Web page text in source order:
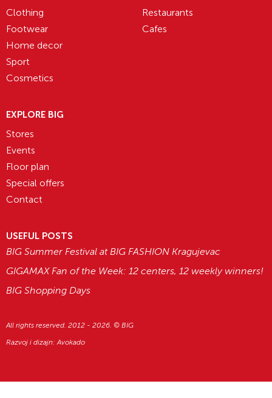
Clothing
Footwear
Home decor
Sport
Cosmetics
Restaurants
Cafes
EXPLORE BIG
Stores
Events
Floor plan
Special offers
Contact
USEFUL POSTS
BIG Summer Festival at BIG FASHION Kragujevac
GIGAMAX Fan of the Week: 12 centers, 12 weekly winners!
BIG Shopping Days
All rights reserved. 2012 - 2026. © BIG
Razvoj i dizajn:Avokado